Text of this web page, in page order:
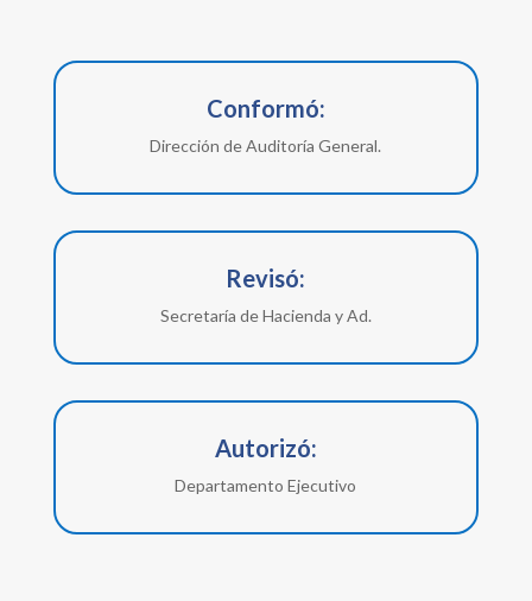
Conformó:
Dirección de Auditoría General.
Revisó:
Secretaría de Hacienda y Ad.
Autorizó:
Departamento Ejecutivo